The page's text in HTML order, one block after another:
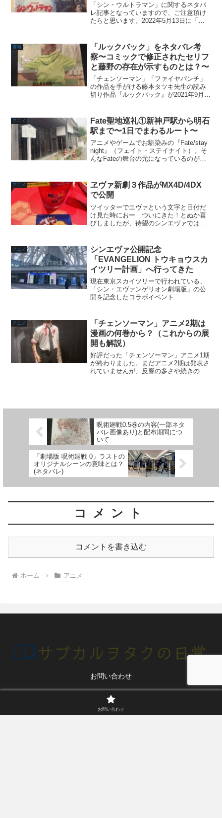
「シン・ウルトラマン」に関するネタバ
レ記事となっていますので、ご注意頂け
たらと思います。2022年5月13日に「シ
ラス星人」が登場します。このメフィラ
ス星人は人間味があ...
書籍
「ルックバック」をネタバレ考
察〜コミックで修正されたセリフ
と藤野の存在が示すものとは？〜
「チェンソーマン」「ファイヤパンチ」
の作品を手がける藤本タツキ先生の読み
切り作品『ルックバック』が2021年9月3
最多閲覧数も記録して、Twitterでもトレ
ンド入りす...
アニメ
Fate聖地巡礼①新神戸駅から明石
駅まで〜1日でまわるルート〜
アニメやゲームでお馴染みの『Fate/stay
night』（フェイト・ステイナイト）。そ
んなFateの舞台の元になっているのが神
内の見学まで観れないところもありま
し...
アニメ
ヱヴァ新劇３作品がMX4D/4DX
で公開
ツイッターでエヴァという文字と日付だ
け見た時におー ついにきた！とぬか喜
びしましたが、待望のシンエヴァではご
ーズ3作のMX4D、4DXの期間限定上映が
決定というニュース...
アニメ
シンエヴァ公開記念
「EVANGELION トウキョウスカ
イツリー計画」へ行ってきた
現在東京スカイツリーで行われている、
「シン・エヴァンゲリオン劇場版」の公
開を記念したコラボイベント
キで使徒襲来？まずは天望デッキフロア
350でNERVの使徒襲来...
アニメ
「チェンソーマン」アニメ2期は
漫画の何巻から？（これからの展
開も解説）
好評だった「チェンソーマン」アニメ1期
が終わりました。まだアニメ2期は発表さ
れていませんが、反響の多さや続きの匂
呪術廻戦0.5巻の内容(一部ネタ
バレ画像あり)と配布期間につ
いて
「劇場版 呪術廻戦 0」ラストの
オリジナルシーンの意味とは？
(ネタバレ)
コメント
コメントを書き込む
ホーム アニメ
お問い合わせ
© 2020 サブカルヲタクの日常.
お問い合わせ